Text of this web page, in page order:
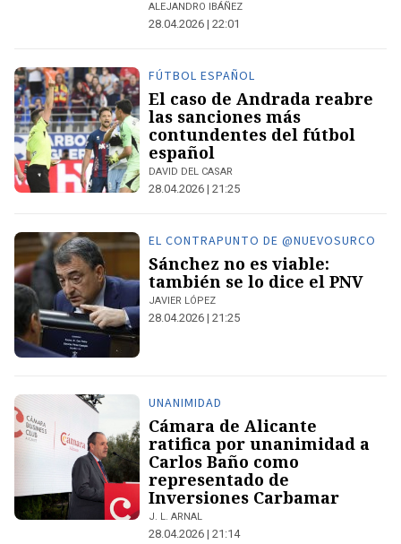
ALEJANDRO IBÁÑEZ
28.04.2026 | 22:01
FÚTBOL ESPAÑOL
El caso de Andrada reabre
las sanciones más
contundentes del fútbol
español
DAVID DEL CASAR
28.04.2026 | 21:25
EL CONTRAPUNTO DE @NUEVOSURCO
Sánchez no es viable:
también se lo dice el PNV
JAVIER LÓPEZ
28.04.2026 | 21:25
UNANIMIDAD
Cámara de Alicante
ratifica por unanimidad a
Carlos Baño como
representado de
Inversiones Carbamar
J. L. ARNAL
28.04.2026 | 21:14